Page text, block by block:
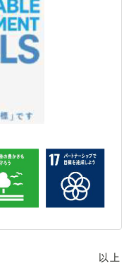
以上